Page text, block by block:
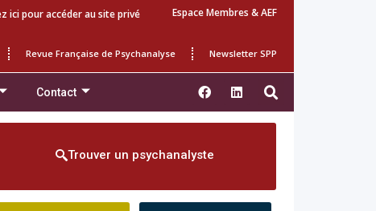
ici pour accéder au site privé Espace Membres & AEF
Revue Française de Psychanalyse Newsletter SPP
Contact
Trouver un psychanalyste